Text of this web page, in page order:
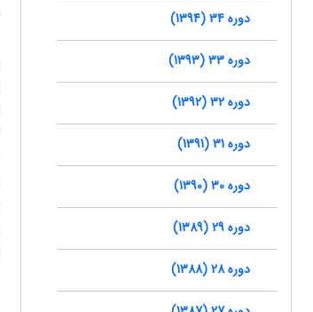
دوره 34 (1394)
دوره 33 (1393)
دوره 32 (1392)
دوره 31 (1391)
دوره 30 (1390)
دوره 29 (1389)
دوره 28 (1388)